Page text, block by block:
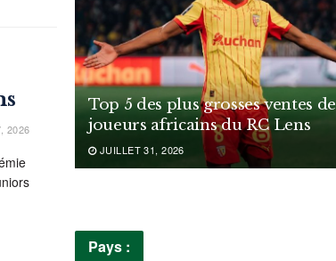
2026
Top 5 des plus grosses ventes de
joueurs africains du RC Lens
JUILLET 31, 2026
Pays :